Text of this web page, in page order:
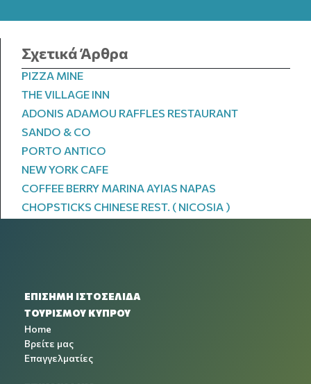
Σχετικά Άρθρα
PIZZA MINE
THE VILLAGE INN
ADONIS ADAMOU RAFFLES RESTAURANT
SANDO & CO
PORTO ANTICO
NEW YORK CAFE
COFFEE BERRY MARINA AYIAS NAPAS
CHOPSTICKS CHINESE REST. ( NICOSIA )
ΕΠΙΣΗΜΗ ΙΣΤΟΣΕΛΙΔΑ
ΤΟΥΡΙΣΜΟΥ ΚΥΠΡΟΥ
Home
Βρείτε μας
Επαγγελματίες